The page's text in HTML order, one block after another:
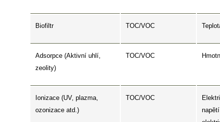
Biofiltr TOC/VOC
Adsorpce (Aktivní uhlí,
zeolity)
TOC/VOC
Ionizace (UV, plazma,
ozonizace atd.)
TOC/VOC